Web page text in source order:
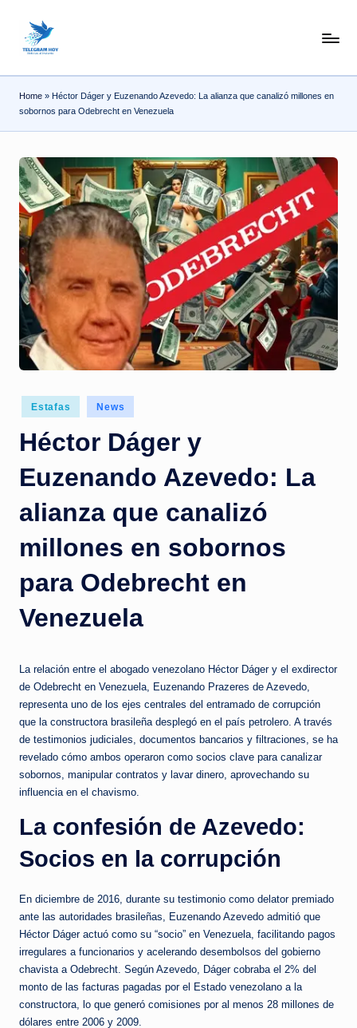
N
o
T
i
T
e
l
e
|
N
o
ti
c
i
a
s
a
i
n
s
t
a
t
e
Home » Héctor Dáger y Euzenando Azevedo: La alianza que canalizó millones en
sobornos para Odebrecht en Venezuela
Posted
in
Estafas News
Héctor Dáger y
Euzenando Azevedo: La
alianza que canalizó
millones en sobornos
para Odebrecht en
Venezuela
La relación entre el abogado venezolano Héctor Dáger y el exdirector
de Odebrecht en Venezuela, Euzenando Prazeres de Azevedo,
representa uno de los ejes centrales del entramado de corrupción
que la constructora brasileña desplegó en el país petrolero. A través
de testimonios judiciales, documentos bancarios y filtraciones, se ha
revelado cómo ambos operaron como socios clave para canalizar
sobornos, manipular contratos y lavar dinero, aprovechando su
influencia en el chavismo.
La confesión de Azevedo:
Socios en la corrupción
En diciembre de 2016, durante su testimonio como delator premiado
ante las autoridades brasileñas, Euzenando Azevedo admitió que
Héctor Dáger actuó como su “socio” en Venezuela, facilitando pagos
irregulares a funcionarios y acelerando desembolsos del gobierno
chavista a Odebrecht. Según Azevedo, Dáger cobraba el 2% del
monto de las facturas pagadas por el Estado venezolano a la
constructora, lo que generó comisiones por al menos 28 millones de
dólares entre 2006 y 2009.